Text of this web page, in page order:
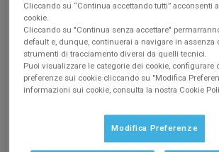
Registratori di cassa
Pagamenti con TS Pay
Come integrare Easyfatt a TeamSystem
pagamenti dai clienti (con PayPal, carta
oppure addebito diretto in conto) ed
fornitori direttamente da Easyfatt.
Vai a pagamenti con TS Pay
Contabilità in Cloud
Come attivare e configurare il modulo
Cliccando su “Continua accettando tutti” acconsenti
cookie.
Cliccando su "Continua senza accettare"
default e, dunque, continuerai a navigare in assenza
strumenti di tracciamento diversi da quelli tecnici.
Puoi visualizzare le categorie dei cookie, configurare
preferenze sui cookie cliccando su "Modifica
informazioni sui cookie, consulta la nostra Cookie
Modifica Preferenze